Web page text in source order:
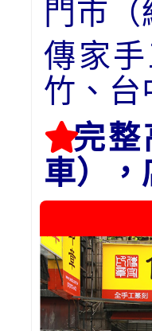
門市
傳家
竹、台
完整
車）